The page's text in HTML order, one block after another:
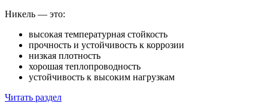
Никель — это:
высокая температурная стойкость
прочность и устойчивость к коррозии
низкая плотность
хорошая теплопроводность
устойчивость к высоким нагрузкам
Читать раздел